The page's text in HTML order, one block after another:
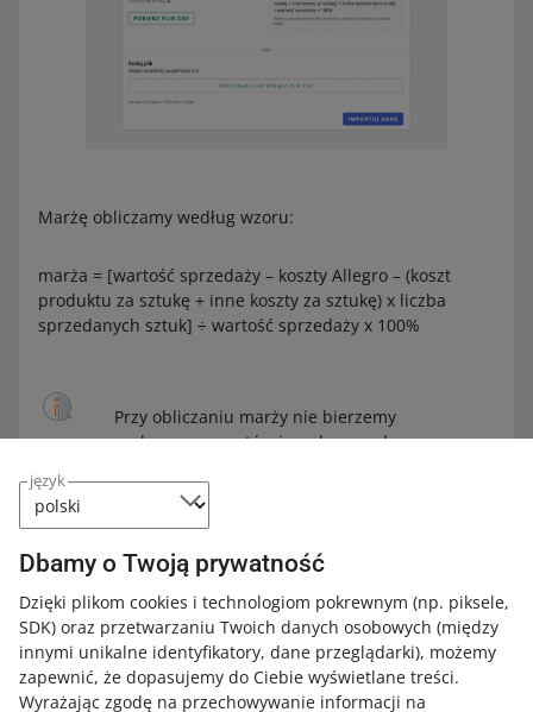
język
Dbamy o Twoją prywatność
Dzięki plikom cookies i technologiom pokrewnym (np. piksele,
SDK) oraz przetwarzaniu Twoich danych osobowych (między
innymi unikalne identyfikatory, dane przeglądarki), możemy
zapewnić, że dopasujemy do Ciebie wyświetlane treści.
Wyrażając zgodę na przechowywanie informacji na
Marżę obliczamy według wzoru:
marża = [wartość sprzedaży – koszty Allegro – (koszt
produktu za sztukę + inne koszty za sztukę) x liczba
sprzedanych sztuk] ÷ wartość sprzedaży x 100%
Przy obliczaniu marży nie bierzemy
pod uwagę zwrotów i anulowanych
netto. Marżę obliczysz wyłącznie dla
ofert, które sprzedajesz na allegro.pl.
Dzięki tej zmianie szybciej i sprawniej obliczysz marżę
dla wielu swoich ofert jednocześnie – i nie będzie to już
tak czasochłonne.